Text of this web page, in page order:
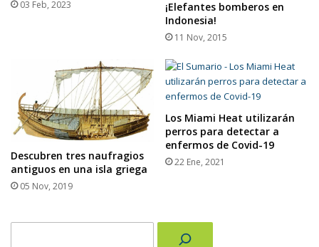
03 Feb, 2023
¡Elefantes bomberos en
Indonesia!
11 Nov, 2015
Descubren tres naufragios
antiguos en una isla griega
05 Nov, 2019
Los Miami Heat utilizarán
perros para detectar a
enfermos de Covid-19
22 Ene, 2021